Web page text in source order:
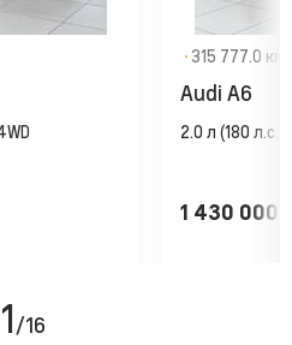
Audi A6
· 315 777.0 км
2.0 л (180 л.с.)
1 430 000
1/16